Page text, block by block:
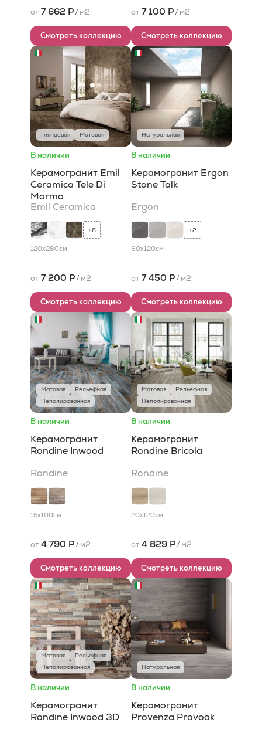
от 7 662 Р/ м2
Смотреть коллекцию
от 7 100 Р/ м2
Смотреть коллекцию
Глянцевая Матовая
В наличии
Керамогранит Emil
Ceramica Tele Di
Marmo
Emil Ceramica
+8
120x280см
от 7 200 Р/ м2
Смотреть коллекцию
Натуральная
В наличии
Керамогранит Ergon
Stone Talk
Ergon
+2
60x120см
от 7 450 Р/ м2
Смотреть коллекцию
Матовая
Рельефная
Неполированная
В наличии
Керамогранит
Rondine Inwood
Rondine
15x100см
от 4 790 Р/ м2
Смотреть коллекцию
Матовая
Рельефная
Неполированная
В наличии
Керамогранит
Rondine Bricola
Rondine
20x120см
от 4 829 Р/ м2
Смотреть коллекцию
Матовая
Рельефная
Неполированная
В наличии
Керамогранит
Rondine Inwood 3D
Натуральная
В наличии
Керамогранит
Provenza Provoak